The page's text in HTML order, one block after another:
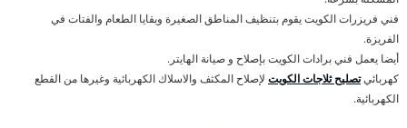
فني فريزرات الكويت يقوم بتنظيف المناطق الصغيرة وبقايا الطعام والفتات في
الفريزة.
أيضا يعمل فني برادات الكويت بإصلاح و صيانة الهايتر.
كهربائيتصليح ثلاجات الكويت لإصلاح المكثف والاسلاك الكهربائية وغيرها من القطع
الكهربائية.